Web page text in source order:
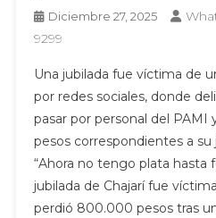
Diciembre 27, 2025
9299
Una jubilada fue víctima de
por redes sociales, donde
pasar por personal del
pesos correspondientes a su
“Ahora no tengo plata hasta
jubilada de Chajarí fue
perdió 800.000 pesos tras